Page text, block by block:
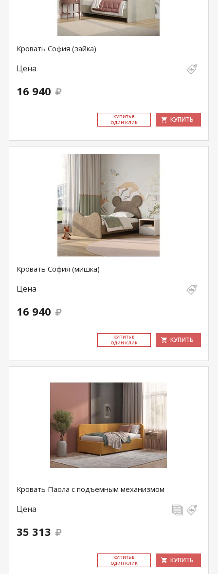
Кровать София (зайка)
Цена
16 940
КУ­ПИТЬ В
ОДИН КЛИК
КУПИТЬ
Кровать София (мишка)
Цена
16 940
КУ­ПИТЬ В
ОДИН КЛИК
КУПИТЬ
Кровать Паола с подъемным механизмом
Цена
35 313
КУ­ПИТЬ В
ОДИН КЛИК
КУПИТЬ